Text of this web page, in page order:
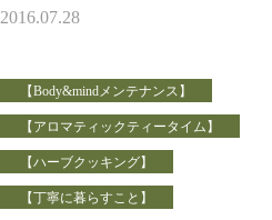
究）コース 卒業生と石けんのご紹
2016.07.28
【Body&mindメンテナンス】
【アロマティックティータイム】
【ハーブクッキング】
【丁寧に暮らすこと】